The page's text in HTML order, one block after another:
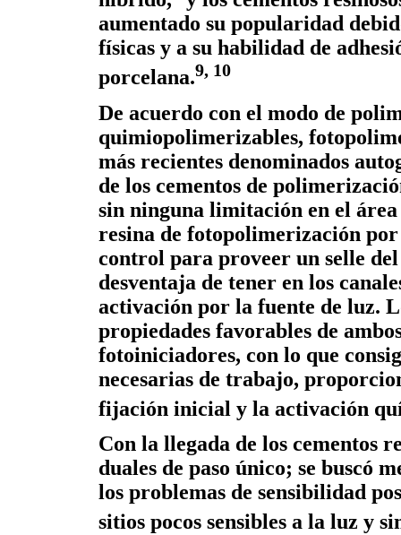
aumentado su popularidad
físicas y a su habilidad de
porcelana.9, 10
De acuerdo con el modo de
quimiopolimerizables,
más recientes denominados
de los cementos de
sin ninguna limitación en el
resina de fotopolimerización
control para proveer un selle
desventaja de tener en los
activación por la fuente de luz.
propiedades favorables de
fotoiniciadores, con lo que
necesarias de trabajo,
fijación inicial y la activación
Con la llegada de los cementos
duales de paso único; se buscó
los problemas de sensibilidad
sitios pocos sensibles a la luz y